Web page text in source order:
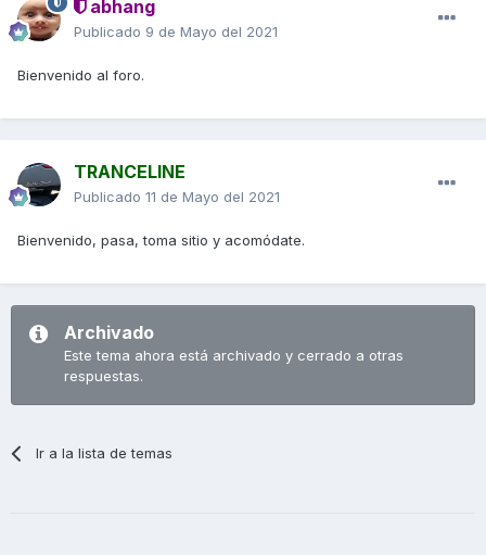
abhang
Publicado 9 de Mayo del 2021
Bienvenido al foro.
TRANCELINE
Publicado 11 de Mayo del 2021
Bienvenido, pasa, toma sitio y acomódate.
Archivado
Este tema ahora está archivado y cerrado a otras
respuestas.
Ir a la lista de temas